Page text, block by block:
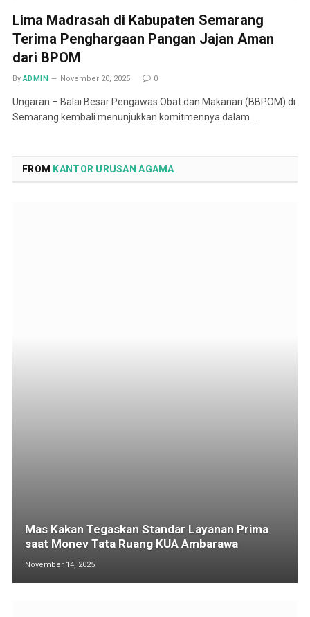
Lima Madrasah di Kabupaten Semarang
Terima Penghargaan Pangan Jajan Aman
dari BPOM
By ADMIN November 20, 2025 0
Ungaran – Balai Besar Pengawas Obat dan Makanan (BBPOM) di
Semarang kembali menunjukkan komitmennya dalam…
FROM KANTOR URUSAN AGAMA
Mas Kakan Tegaskan Standar Layanan Prima
saat Monev Tata Ruang KUA Ambarawa
November 14, 2025